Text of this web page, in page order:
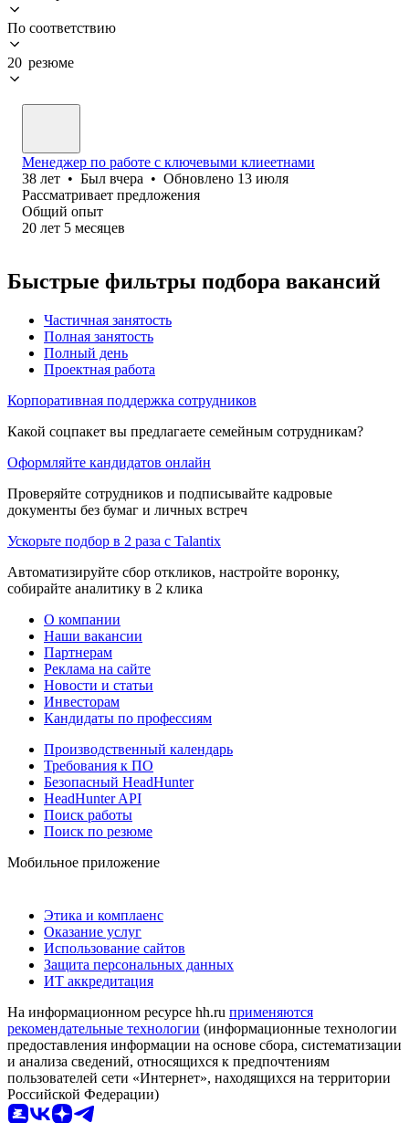
По соответствию
20 резюме
Менеджер по работе с ключевыми клиеетнами
38 лет • Был вчера • Обновлено 13 июля
Рассматривает предложения
Общий опыт
20 лет 5 месяцев
Быстрые фильтры подбора вакансий
Частичная занятость
Полная занятость
Полный день
Проектная работа
Корпоративная поддержка сотрудников
Какой соцпакет вы предлагаете семейным сотрудникам?
Оформляйте кандидатов онлайн
Проверяйте сотрудников и подписывайте кадровые
документы без бумаг и личных встреч
Ускорьте подбор в 2 раза с Talantix
Автоматизируйте сбор откликов, настройте воронку,
собирайте аналитику в 2 клика
О компании
Наши вакансии
Партнерам
Реклама на сайте
Новости и статьи
Инвесторам
Кандидаты по профессиям
Производственный календарь
Требования к ПО
Безопасный HeadHunter
HeadHunter API
Поиск работы
Поиск по резюме
Мобильное приложение
Этика и комплаенс
Оказание услуг
Использование сайтов
Защита персональных данных
ИТ аккредитация
На информационном ресурсе hh.ru применяются
рекомендательные технологии (информационные технологии
предоставления информации на основе сбора, систематизации
и анализа сведений, относящихся к предпочтениям
пользователей сети «Интернет», находящихся на территории
Российской Федерации)